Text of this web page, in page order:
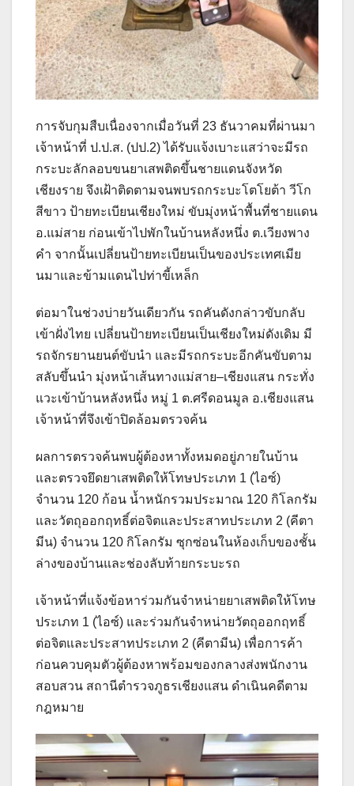
การจับกุมสืบเนื่องจากเมื่อวันที่ 23 ธันวาคมที่ผ่านมา
เจ้าหน้าที่ ป.ป.ส. (ปป.2) ได้รับแจ้งเบาะแสว่าจะมีรถ
กระบะลักลอบขนยาเสพติดขึ้นชายแดนจังหวัด
เชียงราย จึงเฝ้าติดตามจนพบรถกระบะโตโยต้า วีโก
สีขาว ป้ายทะเบียนเชียงใหม่ ขับมุ่งหน้าพื้นที่ชายแดน
อ.แม่สาย ก่อนเข้าไปพักในบ้านหลังหนึ่ง ต.เวียงพาง
คำ จากนั้นเปลี่ยนป้ายทะเบียนเป็นของประเทศเมีย
นมาและข้ามแดนไปท่าขี้เหล็ก
ต่อมาในช่วงบ่ายวันเดียวกัน รถคันดังกล่าวขับกลับ
เข้าฝั่งไทย เปลี่ยนป้ายทะเบียนเป็นเชียงใหม่ดังเดิม มี
รถจักรยานยนต์ขับนำ และมีรถกระบะอีกคันขับตาม
สลับขึ้นนำ มุ่งหน้าเส้นทางแม่สาย–เชียงแสน กระทั่ง
แวะเข้าบ้านหลังหนึ่ง หมู่ 1 ต.ศรีดอนมูล อ.เชียงแสน
เจ้าหน้าที่จึงเข้าปิดล้อมตรวจค้น
ผลการตรวจค้นพบผู้ต้องหาทั้งหมดอยู่ภายในบ้าน
และตรวจยึดยาเสพติดให้โทษประเภท 1 (ไอซ์)
จำนวน 120 ก้อน น้ำหนักรวมประมาณ 120 กิโลกรัม
และวัตถุออกฤทธิ์ต่อจิตและประสาทประเภท 2 (คีตา
มีน) จำนวน 120 กิโลกรัม ซุกซ่อนในห้องเก็บของชั้น
ล่างของบ้านและช่องลับท้ายกระบะรถ
เจ้าหน้าที่แจ้งข้อหาร่วมกันจำหน่ายยาเสพติดให้โทษ
ประเภท 1 (ไอซ์) และร่วมกันจำหน่ายวัตถุออกฤทธิ์
ต่อจิตและประสาทประเภท 2 (คีตามีน) เพื่อการค้า
ก่อนควบคุมตัวผู้ต้องหาพร้อมของกลางส่งพนักงาน
สอบสวน สถานีตำรวจภูธรเชียงแสน ดำเนินคดีตาม
กฎหมาย